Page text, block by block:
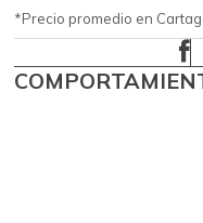
*Precio promedio en